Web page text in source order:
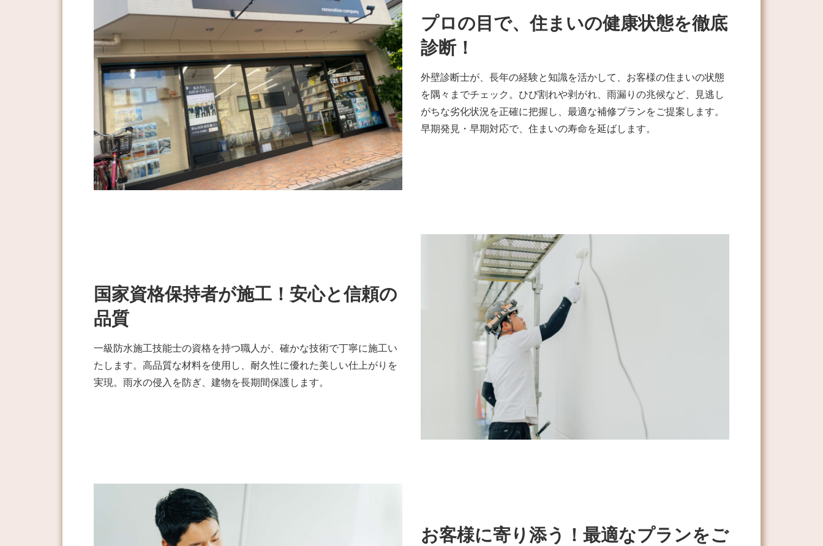
プロの目で、住まいの健康状態を徹底
診断！
外壁診断士が、長年の経験と知識を活かして、お客様の住まいの状態
を隅々までチェック。ひび割れや剥がれ、雨漏りの兆候など、見逃し
がちな劣化状況を正確に把握し、最適な補修プランをご提案します。
早期発見・早期対応で、住まいの寿命を延ばします。
国家資格保持者が施工！安心と信頼の
品質
一級防水施工技能士の資格を持つ職人が、確かな技術で丁寧に施工い
たします。高品質な材料を使用し、耐久性に優れた美しい仕上がりを
実現。雨水の侵入を防ぎ、建物を長期間保護します。
お客様に寄り添う！最適なプランをご